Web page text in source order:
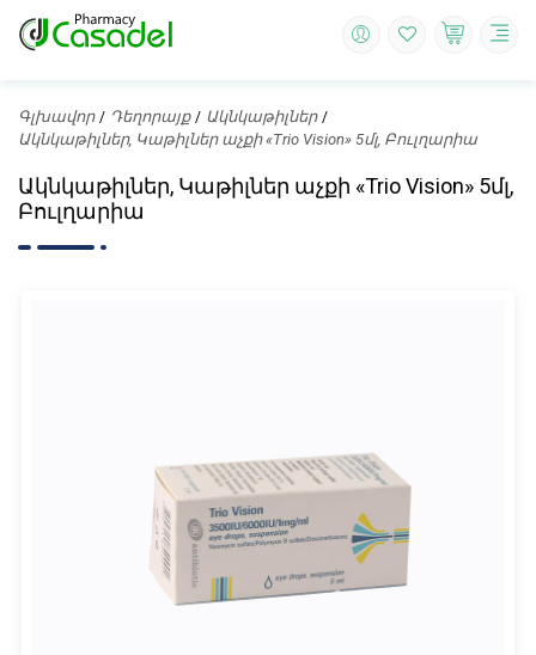
Գլխավոր Դեղորայք
Ակնկաթիլներ
Ակնկաթիլներ, Կաթիլներ աչքի «Trio Vision» 5մլ, Բուլղարիա
Ակնկաթիլներ, Կաթիլներ աչքի «Trio Vision» 5մլ,
Բուլղարիա